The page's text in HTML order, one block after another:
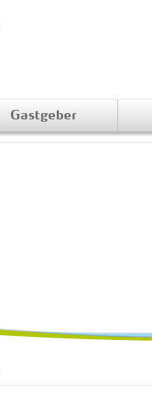
Gastgeber